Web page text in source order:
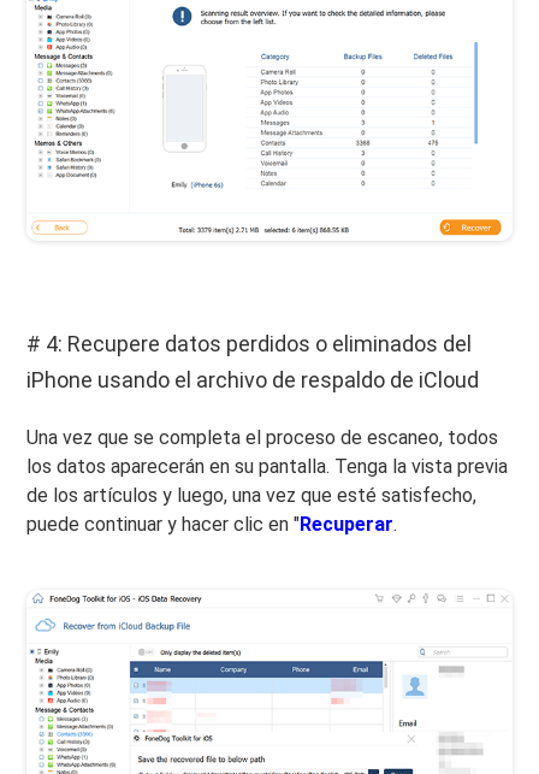
# 4: Recupere datos perdidos o eliminados del
iPhone usando el archivo de respaldo de iCloud
Una vez que se completa el proceso de escaneo, todos
los datos aparecerán en su pantalla. Tenga la vista previa
de los artículos y luego, una vez que esté satisfecho,
puede continuar y hacer clic en "Recuperar.